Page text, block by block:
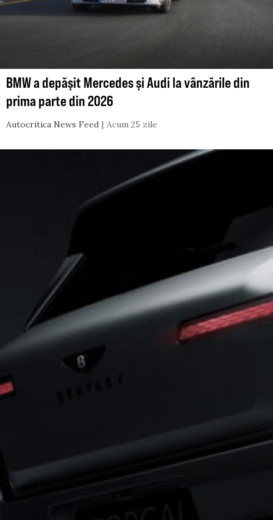
BMW a depășit Mercedes și Audi la vânzările din
prima parte din 2026
Autocritica News Feed Acum 25 zile